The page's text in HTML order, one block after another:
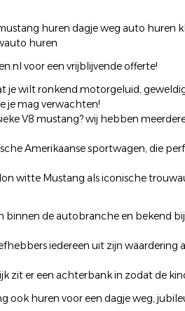
huren dagje weg auto huren
huren
voor een vrijblijvende offerte!
je wilt ronkend motorgeluid,
je mag verwachten!
V8 mustang? wij hebben
Amerikaanse sportwagen, die
witte Mustang als iconische
binnen de autobranche en bekend
iedereen uit zijn waardering
zit er een achterbank in zodat de
ook huren voor een dagje weg,